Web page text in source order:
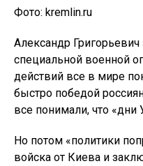
Фото: kremlin.ru
Александр
специальной военной
действий все в мире
быстро победой
все понимали, что
Но потом «политики
войска от Киева и